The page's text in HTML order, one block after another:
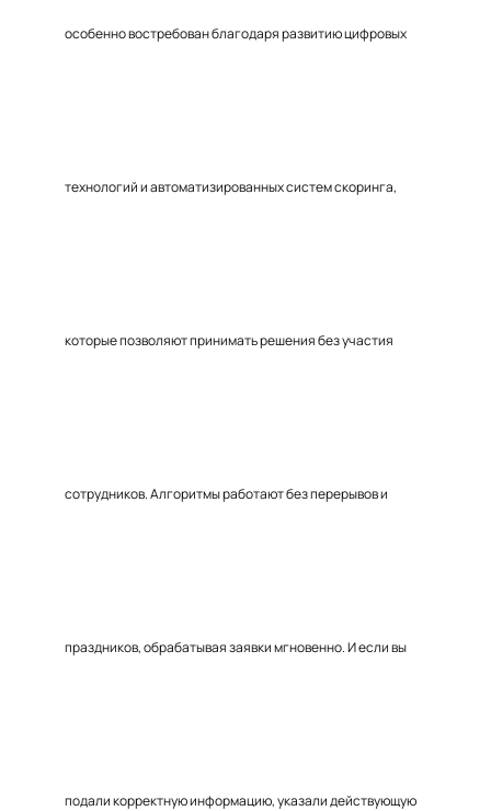
особенно востребован благодаря развитию цифровых
технологий и автоматизированных систем скоринга,
которые позволяют принимать решения без участия
сотрудников. Алгоритмы работают без перерывов и
праздников, обрабатывая заявки мгновенно. И если вы
подали корректную информацию, указали действующую